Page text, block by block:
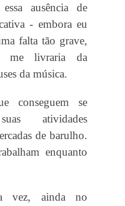
ausência de
- embora eu
falta tão grave,
me livraria da
da música.
conseguem se
atividades
de barulho.
enquanto
vez, ainda no